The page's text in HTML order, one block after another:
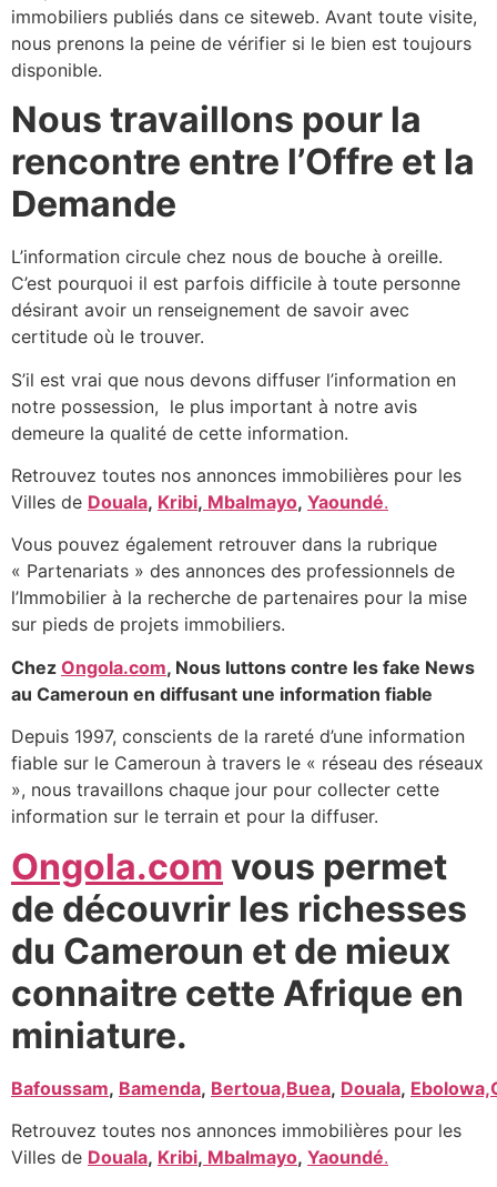
immobiliers publiés dans ce siteweb. Avant toute visite,
nous prenons la peine de vérifier si le bien est toujours
disponible.
Nous travaillons pour la
rencontre entre l’Offre et la
Demande
L’information circule chez nous de bouche à oreille.
C’est pourquoi il est parfois difficile à toute personne
désirant avoir un renseignement de savoir avec
certitude où le trouver.
S’il est vrai que nous devons diffuser l’information en
notre possession, le plus important à notre avis
demeure la qualité de cette information.
Retrouvez toutes nos annonces immobilières pour les
Villes de Douala, Kribi, Mbalmayo, Yaoundé.
Vous pouvez également retrouver dans la rubrique
« Partenariats » des annonces des professionnels de
l’Immobilier à la recherche de partenaires pour la mise
sur pieds de projets immobiliers.
Chez Ongola.com, Nous luttons contre les fake News
au Cameroun en diffusant une information fiable
Depuis 1997, conscients de la rareté d’une information
fiable sur le Cameroun à travers le « réseau des réseaux
», nous travaillons chaque jour pour collecter cette
information sur le terrain et pour la diffuser.
Ongola.com vous permet
de découvrir les richesses
du Cameroun et de mieux
connaitre cette Afrique en
miniature.
Bafoussam, Bamenda, Bertoua,Buea, Douala, Ebolowa,
Retrouvez toutes nos annonces immobilières pour les
Villes de Douala, Kribi, Mbalmayo, Yaoundé.